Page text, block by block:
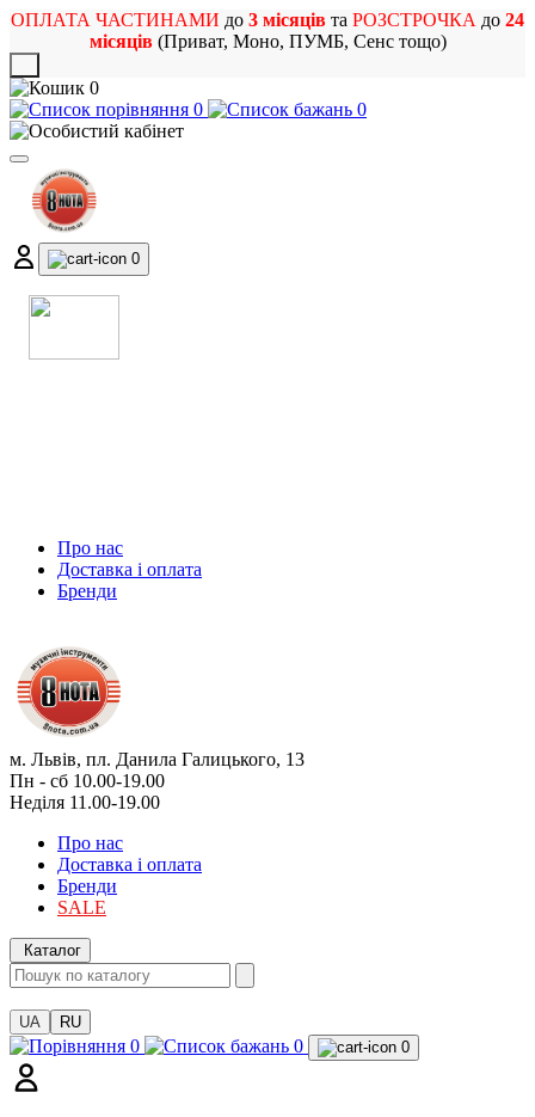
ОПЛАТА ЧАСТИНАМИ до 3 місяців та РОЗСТРОЧКА до 24
місяців(Приват, Моно, ПУМБ, Сенс тощо)
0
0
0
0
Про нас
Доставка і оплата
Бренди
м. Львів, пл. Данила Галицького, 13
Пн - сб 10.00-19.00
Неділя 11.00-19.00
Про нас
Доставка і оплата
Бренди
SALE
Каталог
UA RU
0 0 0